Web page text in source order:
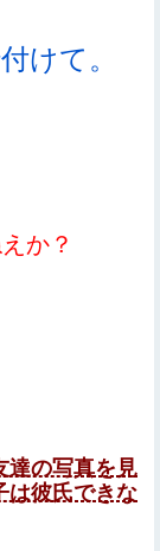
けて。
か？
達の写真を見
は彼氏できな